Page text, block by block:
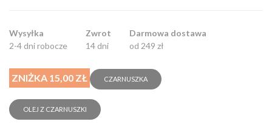
Wysyłka
2-4 dni robocze
Zwrot
14 dni
Darmowa dostawa
od 249 zł
ZNIŻKA 15,00 ZŁ CZARNUSZKA
OLEJ Z CZARNUSZKI